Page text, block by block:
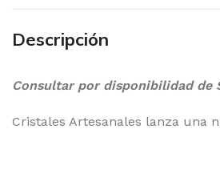
Descripción
Consultar por disponibilidad de
Cristales Artesanales lanza una